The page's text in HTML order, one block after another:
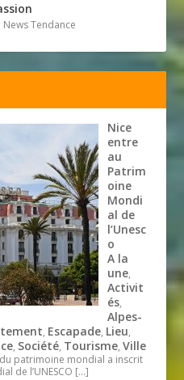
News Tendance
Nice
entre
au
Patrim
oine
Mondi
al de
l’Unesc
o
A la
une,
Activit
és,
Alpes-
, Escapade, Lieu,
, Société, Tourisme,Ville
patrimoine mondial a inscrit
de l’UNESCO […]